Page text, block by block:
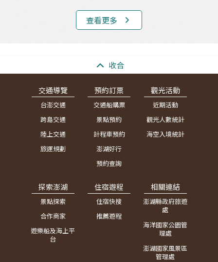
查看更多
收合
交通導覽
台澎交通
跨島交通
陸上交通
旅運規劃
預約訂票
交通船購票
景點預約
計程車預約
澎湖好行
預約查詢
觀光活動
近期活動
觀光人數統計
海空入境統計
探索澎湖
景點探索
合作商家
遊樂船及海上平
台
住宿遊程
住宿快搜
推薦遊程
相關連結
澎湖縣政府旅遊
處
海洋國家公園管
理處
澎湖國家風景區
管理處